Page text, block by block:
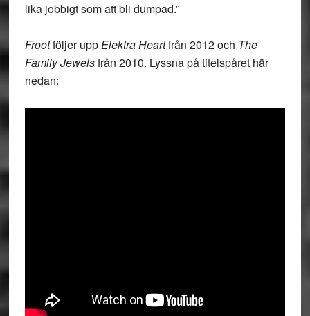
lika jobbigt som att bli dumpad.”
Frootföljer uppElektra Heartfrån 2012 och The
Family Jewelsfrån 2010. Lyssna på titelspåret här
nedan: